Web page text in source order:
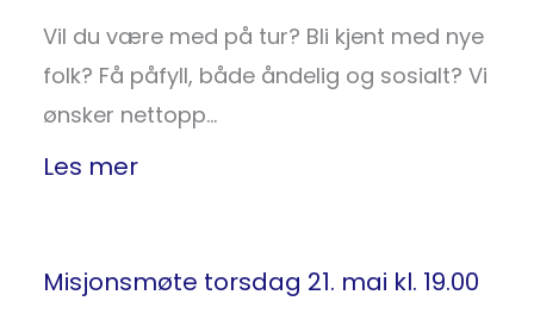
Vil du være med på tur? Bli kjent med nye
folk? Få påfyll, både åndelig og sosialt? Vi
ønsker nettopp…
Les mer
Misjonsmøte torsdag 21. mai kl. 19.00